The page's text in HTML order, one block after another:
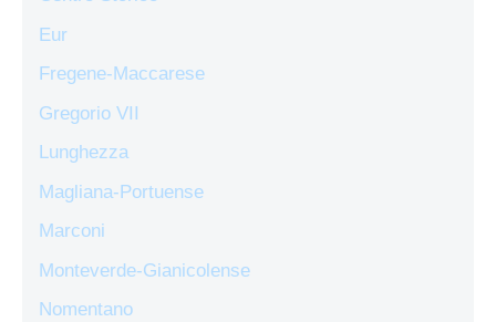
Eur
Fregene-Maccarese
Gregorio VII
Lunghezza
Magliana-Portuense
Marconi
Monteverde-Gianicolense
Nomentano